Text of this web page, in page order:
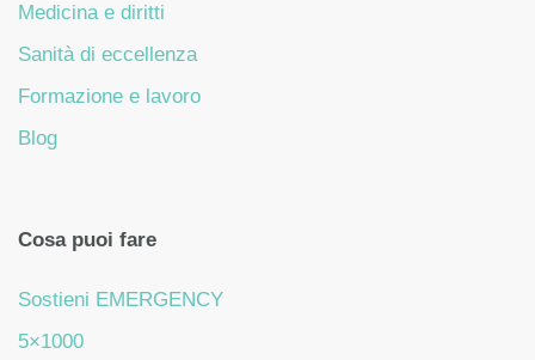
Medicina e diritti
Sanità di eccellenza
Formazione e lavoro
Blog
Cosa puoi fare
Sostieni EMERGENCY
5×1000